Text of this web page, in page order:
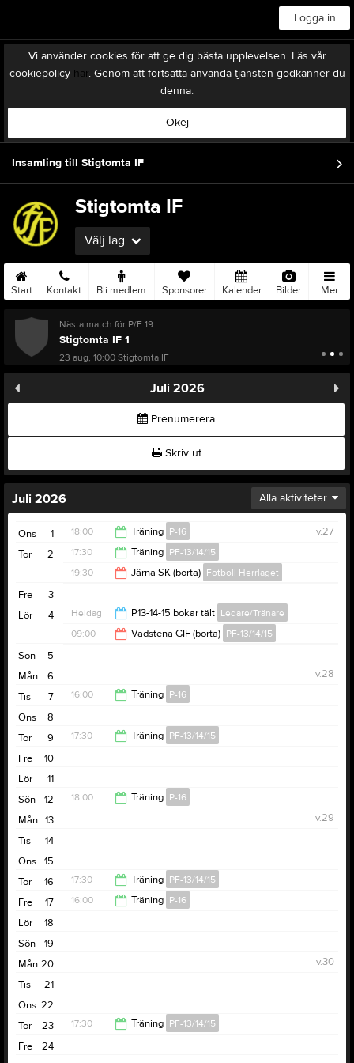
Logga in
Vi använder cookies för att ge dig bästa upplevelsen. Läs vår
cookiepolicy här. Genom att fortsätta använda tjänsten godkänner du
denna.
Okej
Insamling till Stigtomta IF
Stigtomta IF
Välj lag
Start Kontakt Bli medlem Sponsorer Kalender Bilder Mer
Nästa match för P/F 19
Stigtomta IF 1
23 aug, 10:00Stigtomta IF
Juli 2026
Prenumerera
Skriv ut
Juli 2026 Alla aktiviteter
1
Ons v.27
18:00 Träning P-16
19:30
2
Tor 17:30 Träning PF-13/14/15
19:30 Järna SK (borta) Fotboll Herrlaget
21:30
3
Fre
4
Lör Heldag P13-14-15 bokar tält Ledare/Tränare
09:00
Vadstena GIF (borta) PF-13/14/15
5
Sön
6
Mån
v.28
7
Tis 16:00 Träning P-16
18:00
8
Ons
9
Tor 17:30 Träning PF-13/14/15
10
Fre
11
Lör
12
Sön 18:00 Träning P-16
13
Mån
v.29
14
Tis
15
Ons
16
Tor 17:30 Träning PF-13/14/15
17
Fre 16:00 Träning P-16
18
Lör
19
Sön
20
Mån
v.30
21
Tis
22
Ons
23
Tor 17:30 Träning PF-13/14/15
24
Fre